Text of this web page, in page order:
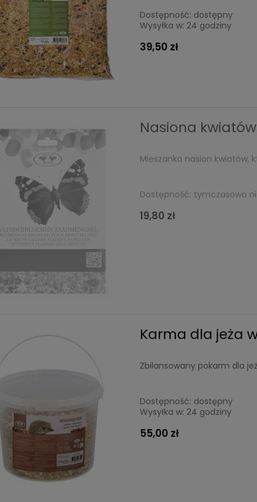
Dostępność: dostępny
Wysyłka w: 24 godziny
39,50 zł
Nasiona
Mieszanka nasion
Dostępność: tymczasowo
19,80 zł
Karma dla jeża
Zbilansowany pokarm dla
Dostępność: dostępny
Wysyłka w: 24 godziny
55,00 zł